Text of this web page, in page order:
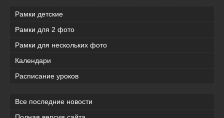
Рамки детские
Рамки для 2 фото
Рамки для нескольких фото
Календари
Расписание уроков
Все последние новости